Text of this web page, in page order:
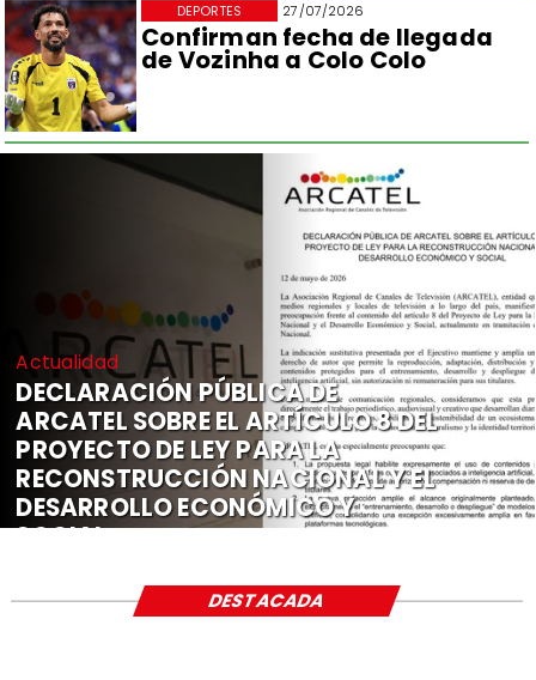
27/07/2026
Confirman fecha de llegada
de Vozinha a Colo Colo
DEPORTES
Actualidad
DECLARACIÓN PÚBLICA DE
ARCATEL SOBRE EL ARTÍCULO 8 DEL
PROYECTO DE LEY PARA LA
RECONSTRUCCIÓN NACIONAL Y EL
DESARROLLO ECONÓMICO Y
SOCIAL
DESTACADA